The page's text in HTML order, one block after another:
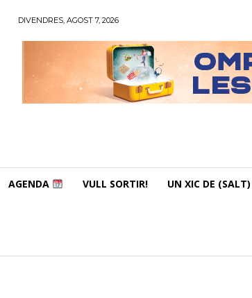
DIVENDRES, AGOST 7, 2026
AGENDA VULL SORTIR! UN XIC DE (SALT)